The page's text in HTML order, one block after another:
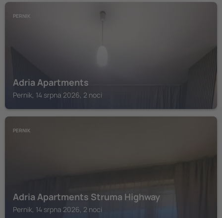
PERNIK
Adria Apartments
Pernik, 14 srpna 2026, 2 noci
PERNIK
Adria Apartments Struma Highway
Pernik, 14 srpna 2026, 2 noci